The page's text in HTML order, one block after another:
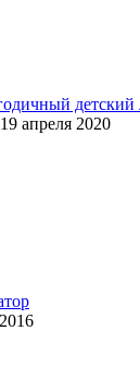
детский
19 апреля 2020